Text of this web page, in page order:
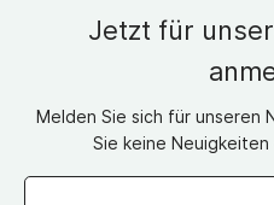
Jetzt für
Melden Sie sich für unseren
Sie keine